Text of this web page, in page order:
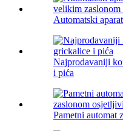
Automatski
Najprodavaniji
i pića
Pametni automat